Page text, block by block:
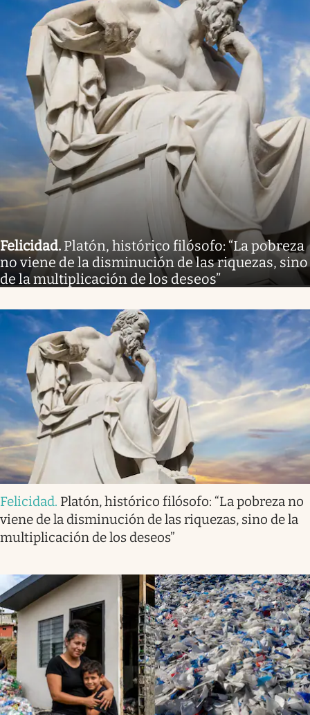
Felicidad. Platón, histórico filósofo: “La pobreza
no viene de la disminución de las riquezas, sino
de la multiplicación de los deseos”
Felicidad. Platón, histórico filósofo: “La pobreza no
viene de la disminución de las riquezas, sino de la
multiplicación de los deseos”